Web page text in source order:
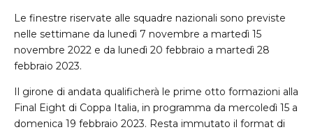
Le finestre riservate alle squadre nazionali sono previste
nelle settimane da lunedì 7 novembre a martedì 15
novembre 2022 e da lunedì 20 febbraio a martedì 28
febbraio 2023.
Il girone di andata qualificherà le prime otto formazioni alla
Final Eight di Coppa Italia, in programma da mercoledì 15 a
domenica 19 febbraio 2023. Resta immutato il format di